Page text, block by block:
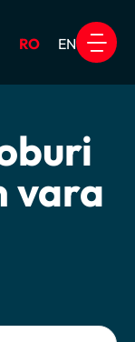
RO EN
vara